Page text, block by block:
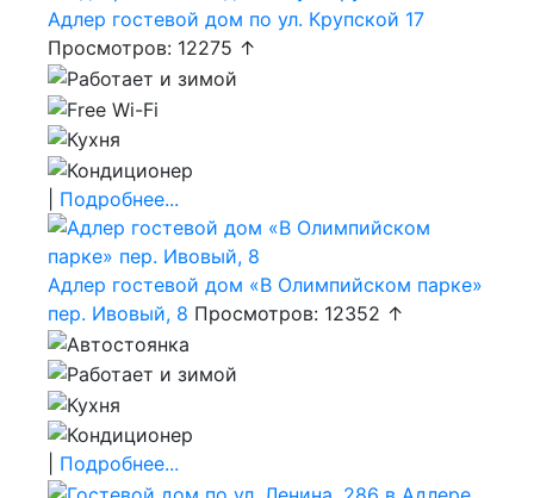
Адлер гостевой дом по ул. Крупской 17
Просмотров: 12275 ↑
Подробнее...
Адлер гостевой дом «В Олимпийском парке»
пер. Ивовый, 8 Просмотров: 12352 ↑
Подробнее...